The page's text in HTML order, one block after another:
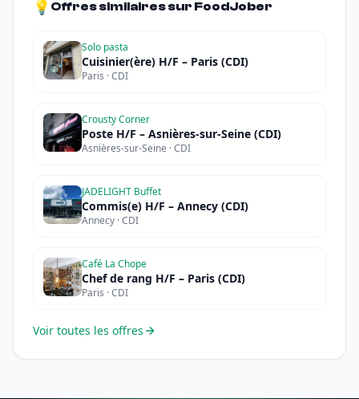
💡 Offres similaires sur FoodJober
Solo pasta
Cuisinier(ère) H/F – Paris (CDI)
Paris · CDI
Crousty Corner
Poste H/F – Asnières-sur-Seine (CDI)
Asnières-sur-Seine · CDI
JADELIGHT Buffet
Commis(e) H/F – Annecy (CDI)
Annecy · CDI
Café La Chope
Chef de rang H/F – Paris (CDI)
Paris · CDI
Voir toutes les offres